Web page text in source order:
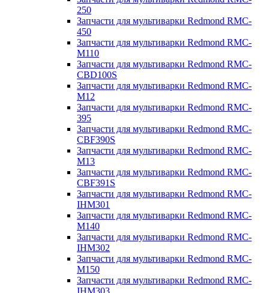
250
Запчасти для мультиварки Redmond RMC-
450
Запчасти для мультиварки Redmond RMC-
M110
Запчасти для мультиварки Redmond RMC-
CBD100S
Запчасти для мультиварки Redmond RMC-
M12
Запчасти для мультиварки Redmond RMC-
395
Запчасти для мультиварки Redmond RMC-
CBF390S
Запчасти для мультиварки Redmond RMC-
M13
Запчасти для мультиварки Redmond RMC-
CBF391S
Запчасти для мультиварки Redmond RMC-
IHM301
Запчасти для мультиварки Redmond RMC-
M140
Запчасти для мультиварки Redmond RMC-
IHM302
Запчасти для мультиварки Redmond RMC-
M150
Запчасти для мультиварки Redmond RMC-
IHM303